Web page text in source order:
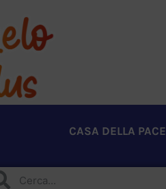
CASA DELLA PACE